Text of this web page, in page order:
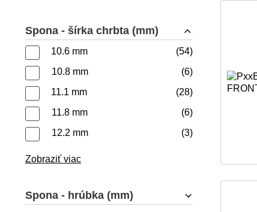
Spona - šírka chrbta (mm)
10.6 mm
54
10.8 mm
6
11.1 mm
28
11.8 mm
6
12.2 mm
3
Zobraziť viac
Spona - hrúbka (mm)